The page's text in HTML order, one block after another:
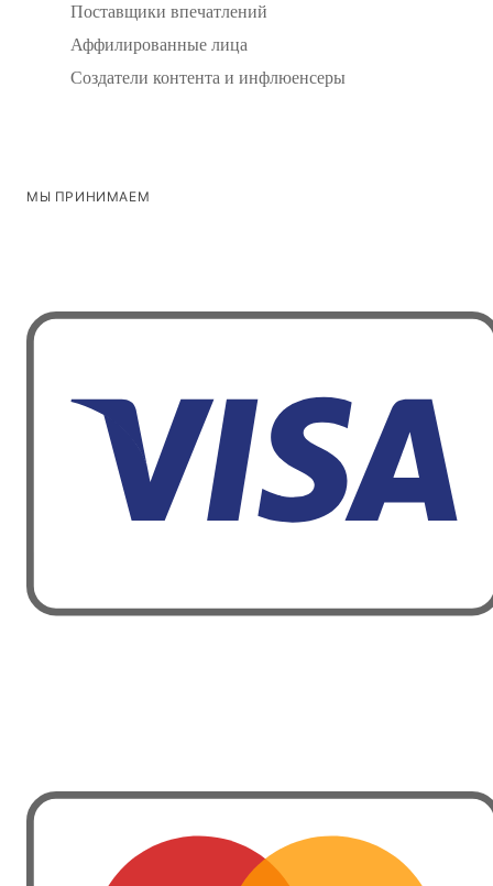
Поставщики впечатлений
Аффилированные лица
Создатели контента и инфлюенсеры
МЫ ПРИНИМАЕМ